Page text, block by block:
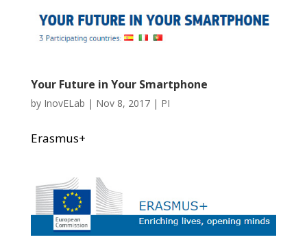
Your Future in Your Smartphone
by InovELab | Nov 8, 2017| PI
Erasmus+